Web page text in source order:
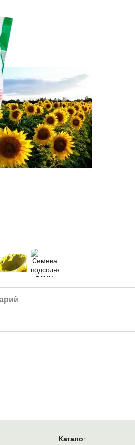
Каталог